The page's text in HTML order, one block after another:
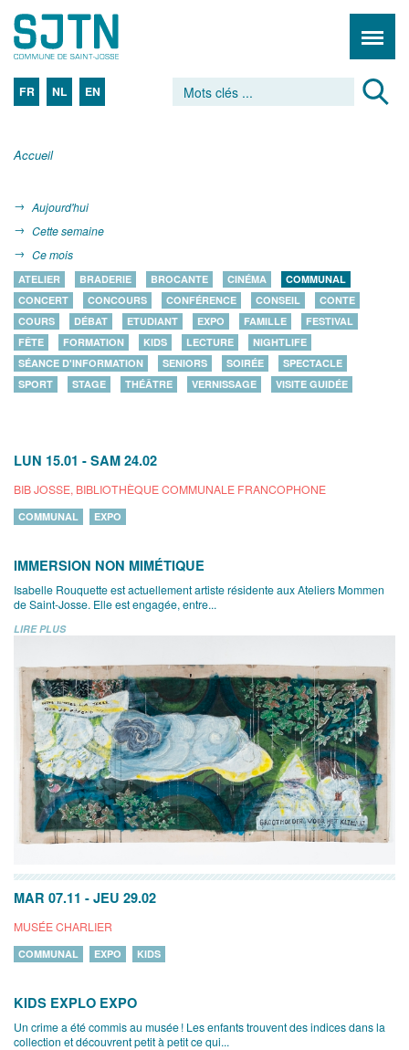
FR NL EN
Accueil
Aujourd'hui
Cette semaine
Ce mois
ATELIER BRADERIE BROCANTE CINÉMA
COMMUNAL
CONCERT
CONCOURS CONFÉRENCE CONSEIL
CONTE
COURS
DÉBAT ETUDIANT EXPO FAMILLE
FESTIVAL
FÊTE
FORMATION KIDS LECTURE
NIGHTLIFE
SÉANCE D'INFORMATION
SENIORS SOIRÉE
SPECTACLE
SPORT
STAGE THÉÂTRE VERNISSAGE VISITE GUIDÉE
LUN 15.01 - SAM 24.02
BIB JOSSE, BIBLIOTHÈQUE COMMUNALE FRANCOPHONE
COMMUNAL EXPO
IMMERSION NON MIMÉTIQUE
Isabelle Rouquette est actuellement artiste résidente aux Ateliers Mommen
de Saint-Josse. Elle est engagée, entre...
LIRE PLUS
MAR 07.11 - JEU 29.02
MUSÉE CHARLIER
COMMUNAL EXPO KIDS
KIDS EXPLO EXPO
Un crime a été commis au musée ! Les enfants trouvent des indices dans la
collection et découvrent petit à petit ce qui...